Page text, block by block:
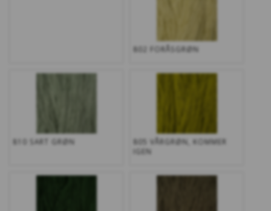
802 FORÅSGRØN
810 SART GRØN
805 VÅRGRØN, KOMMER
IGEN